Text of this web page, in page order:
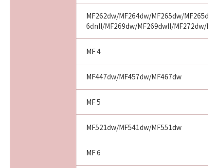
MF262dw/MF264dw/MF265dw/
6dnII/MF269dw/MF269dwII/MF272dw/
MF 4
MF447dw/MF457dw/MF467dw
MF 5
MF521dw/MF541dw/MF551dw
MF 6